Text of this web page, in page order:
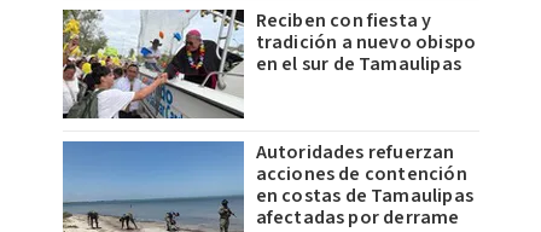
Reciben con fiesta y
tradición a nuevo obispo
en el sur de Tamaulipas
Autoridades refuerzan
acciones de contención
en costas de Tamaulipas
afectadas por derrame